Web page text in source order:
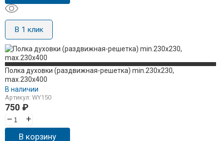
В 1 клик
Полка духовки (раздвижная-решетка) min.230x230,
max.230x400
В наличии
Артикул: WY150
750 ₽
–
+
В корзину